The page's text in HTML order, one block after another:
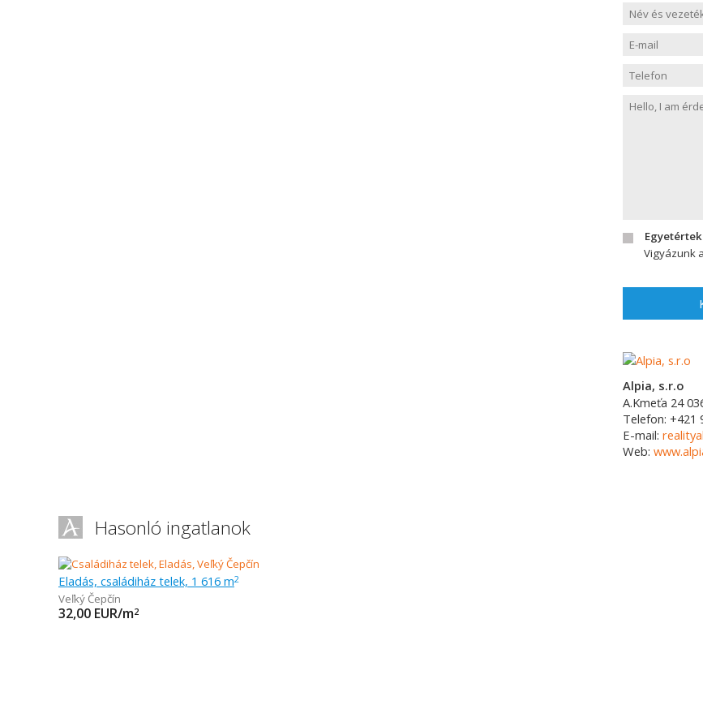
Vigyázunk
Alpia, s.r.o
A.Kmeťa 24
Telefon: +421
E-mail:
Web:
Hasonló ingatlanok
Eladás, családiház telek, 1 616 m2
Veľký Čepčín
32,00 EUR/m2